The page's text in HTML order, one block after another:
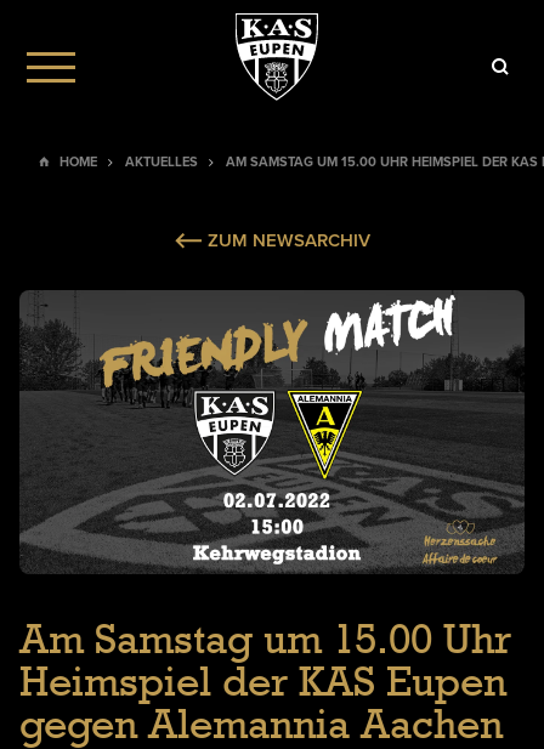
HOME AKTUELLES AM SAMSTAG UM 15.00 UHR HEIMSPIEL DER
ZUM NEWSARCHIV
Am Samstag um 15.00 Uhr
Heimspiel der KAS Eupen
gegen Alemannia Aachen